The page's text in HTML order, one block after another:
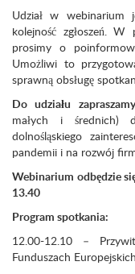
Udział w webinarium
kolejność zgłoszeń. W
prosimy o
Umożliwi to
sprawną obsługę
Do udziału
małych i średnich)
dolnośląskiego
pandemii i na rozwój
Webinarium odbędzie
13.40
Program spotkania:
12.00-12.10 –
Funduszach